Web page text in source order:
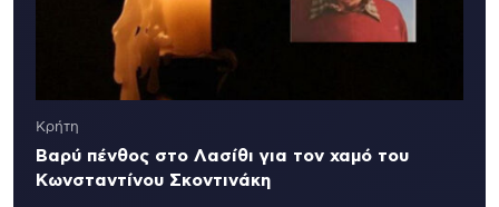
Κρήτη
Βαρύ πένθος στο Λασίθι για τον χαμό του
Κωνσταντίνου Σκοντινάκη